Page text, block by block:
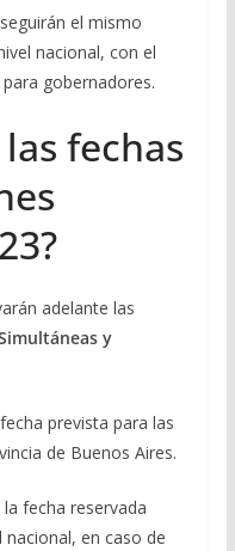
el mismo
nacional, con el
gobernadores.
fechas
adelante las
y
prevista para las
de Buenos Aires.
fecha reservada
en caso de